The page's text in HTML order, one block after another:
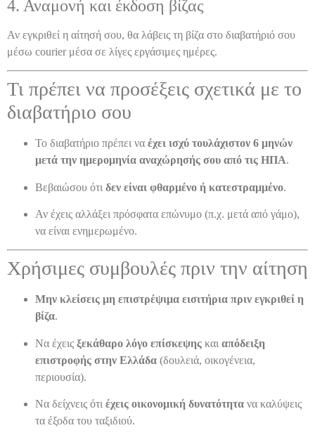
4. Αναμονή και έκδοση βίζας
Αν εγκριθεί η αίτησή σου, θα λάβεις τη βίζα στο διαβατήριό σου
μέσω courier μέσα σε λίγες εργάσιμες ημέρες.
Τι πρέπει να προσέξεις σχετικά με το
διαβατήριο σου
Το διαβατήριο πρέπει να έχει ισχύ τουλάχιστον 6 μηνών
μετά την ημερομηνία αναχώρησής σου από τις ΗΠΑ.
Βεβαιώσου ότι δεν είναι φθαρμένο ή κατεστραμμένο.
Αν έχεις αλλάξει πρόσφατα επώνυμο (π.χ. μετά από γάμο),
να είναι ενημερωμένο.
Χρήσιμες συμβουλές πριν την αίτηση
Μην κλείσεις μη επιστρέψιμα εισιτήρια πριν εγκριθεί η
βίζα.
Να έχεις ξεκάθαρο λόγο επίσκεψης και απόδειξη
επιστροφής στην Ελλάδα (δουλειά, οικογένεια,
περιουσία).
Να δείχνεις ότι έχεις οικονομική δυνατότητα να καλύψεις
τα έξοδα του ταξιδιού.